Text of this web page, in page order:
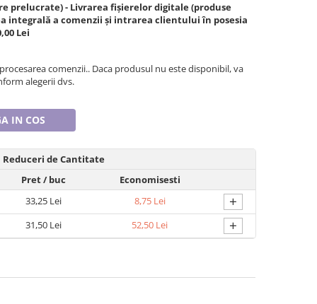
prelucrate) - Livrarea fișierelor digitale (produse
integrală a comenzii și intrarea clientului în posesia
Lei
comenzii.. Daca produsul nu este disponibil, va
alegerii dvs.
IN COS
Reduceri de Cantitate
Pret/ buc
Economisesti
33,25 Lei
8,75 Lei +
31,50 Lei 52,50 Lei +